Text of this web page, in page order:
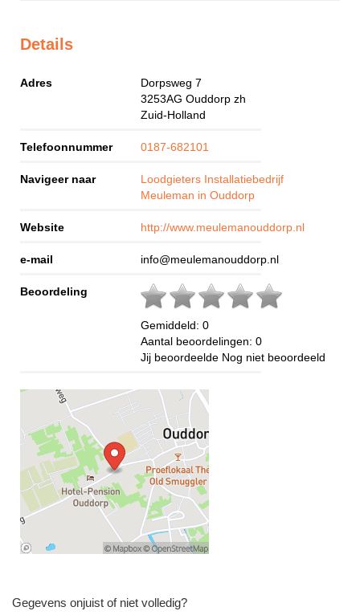
Details
Adres
Dorpsweg 7
3253AG Ouddorp zh
Zuid-Holland
Telefoonnummer 0187-682101
Navigeer naar
Loodgieters Installatiebedrijf
Meuleman in Ouddorp
Website http://www.meulemanouddorp.nl
e-mail info@meulemanouddorp.nl
Beoordeling
Gemiddeld: 0
Aantal beoordelingen: 0
Jij beoordeelde Nog niet beoordeeld
Gegevens onjuist of niet volledig?